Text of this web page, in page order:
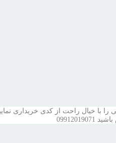
با خیال راحت از کدی خریداری
باشید 09912019071